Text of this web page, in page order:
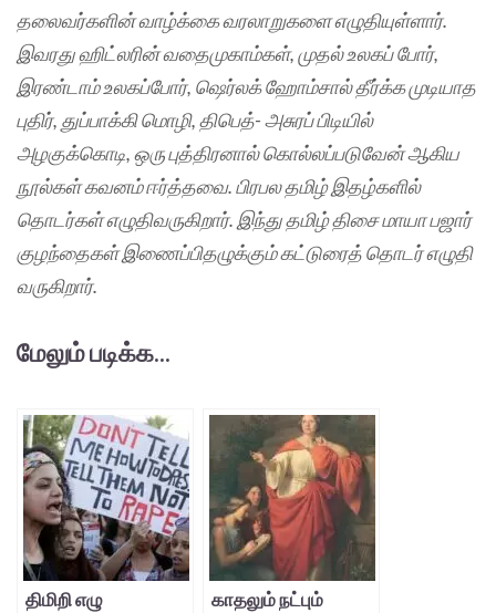
தலைவர்களின் வாழ்க்கை வரலாறுகளை எழுதியுள்ளார்.
இவரது ஹிட்லரின் வதைமுகாம்கள், முதல் உலகப் போர்,
இரண்டாம் உலகப்போர், ஷெர்லக் ஹோம்சால் தீர்க்க முடியாத
புதிர், துப்பாக்கி மொழி, திபெத்- அசுரப் பிடியில்
அழகுக்கொடி, ஒரு புத்திரனால் கொல்லப்படுவேன் ஆகிய
நூல்கள் கவனம் ஈர்த்தவை. பிரபல தமிழ் இதழ்களில்
தொடர்கள் எழுதிவருகிறார். இந்து தமிழ் திசை மாயா பஜார்
குழந்தைகள் இணைப்பிதழுக்கும் கட்டுரைத் தொடர் எழுதி
வருகிறார்.
மேலும் படிக்க...
திமிறி எழு காதலும் நட்பும்